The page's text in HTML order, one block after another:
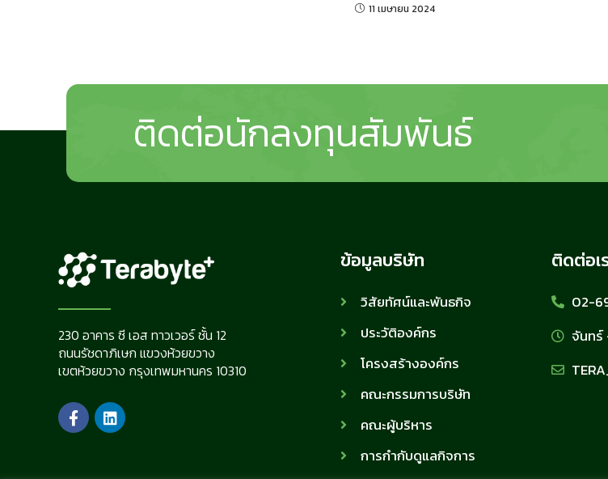
11 เมษายน 2024
ติดต่อนักลงทุนสัมพันธ์
230 อาคาร ซี เอส ทาวเวอร์ ชั้น 12
ถนนรัชดาภิเษก แขวงห้วยขวาง
เขตห้วยขวาง กรุงเทพมหานคร 10310
ข้อมูลบริษัท
วิสัยทัศน์และพันธกิจ
ประวัติองค์กร
โครงสร้างองค์กร
คณะกรรมการบริษัท
คณะผู้บริหาร
การกำกับดูแลกิจการ
ติดต่อเ
02-
จันท